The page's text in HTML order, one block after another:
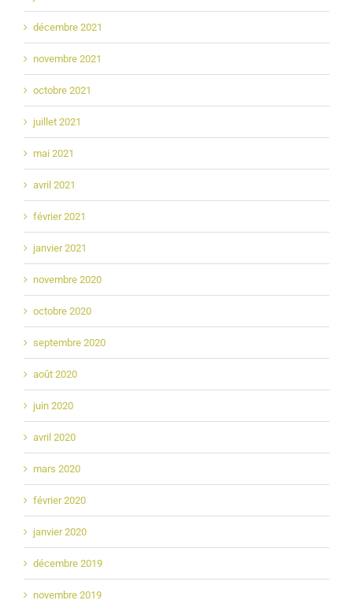
décembre 2021
novembre 2021
octobre 2021
juillet 2021
mai 2021
avril 2021
février 2021
janvier 2021
novembre 2020
octobre 2020
septembre 2020
août 2020
juin 2020
avril 2020
mars 2020
février 2020
janvier 2020
décembre 2019
novembre 2019